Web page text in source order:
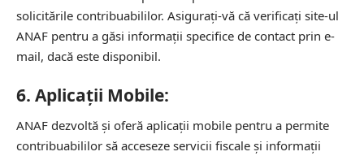
solicitările contribuabililor. Asigurați-vă că verificați site-ul
ANAF pentru a găsi informații specifice de contact prin e-
mail, dacă este disponibil.
6. Aplicații Mobile:
ANAF dezvoltă și oferă aplicații mobile pentru a permite
contribuabililor să acceseze servicii fiscale și informații